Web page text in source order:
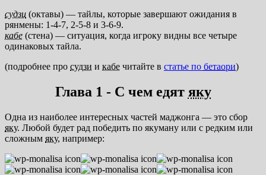
судзи (октавы) — тайлы, которые завершают ожидания в
рянмены: 1-4-7, 2-5-8 и 3-6-9.
кабе (стена) — ситуация, когда игроку видны все четыре
одинаковых тайла.
(подробнее про судзи и кабе читайте в статье по бетаори)
Глава 1 - С чем едят яку
Одна из наиболее интересных частей маджонга — это сбор
яку. Любой будет рад победить по якуману или с редким или
сложным яку, например: